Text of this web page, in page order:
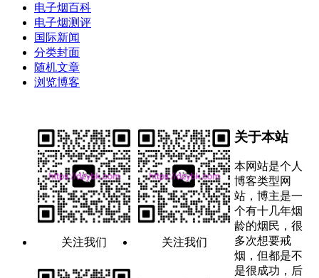
电子烟百科
电子烟测评
国际新闻
分类封面
随机文章
浏览博客
关注我们 关注我们
关于本站
本网站是个人
博客类型网
站，博主是一
个有十几年烟
龄的烟民，很
多次想要戒
烟，但都是不
是很成功，后